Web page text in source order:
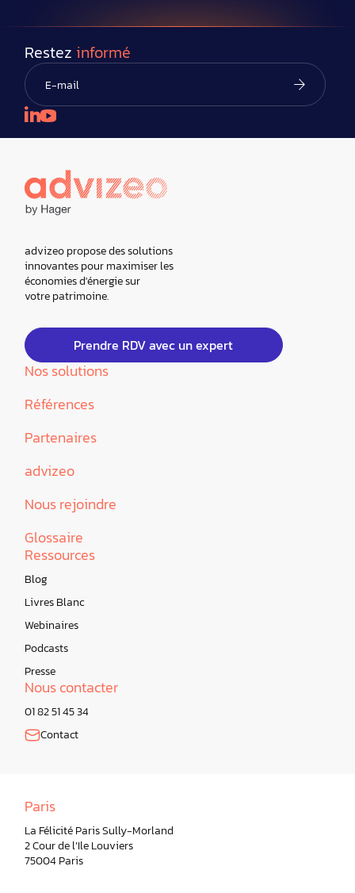
Restez informé
advizeo propose des solutions
innovantes pour maximiser les
économies d'énergie sur
votre patrimoine.
Prendre RDV avec un expert
Nos solutions
Références
Partenaires
advizeo
Nous rejoindre
Glossaire
Ressources
Blog
Livres Blanc
Webinaires
Podcasts
Presse
Nous contacter
01 82 51 45 34
Contact
Paris
La Félicité Paris Sully-Morland
2 Cour de l’Ile Louviers
75004 Paris